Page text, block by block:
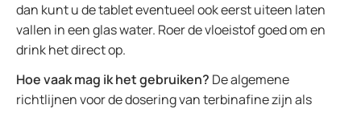
dan kunt u de tablet eventueel ook eerst uiteen laten
vallen in een glas water. Roer de vloeistof goed om en
drink het direct op.
Hoe vaak mag ik het gebruiken? De algemene
richtlijnen voor de dosering van terbinafine zijn als